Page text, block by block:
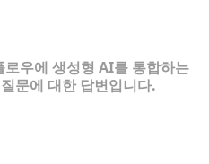
우에 생성형 AI를 통합하는
문에 대한 답변입니다.